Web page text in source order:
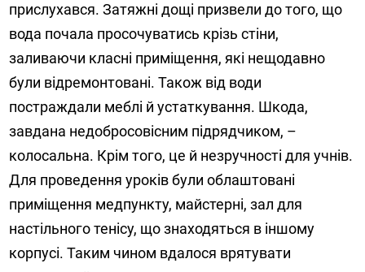
прислухався. Затяжні дощі призвели до того, що
вода почала просочуватись крізь стіни,
заливаючи класні приміщення, які нещодавно
були відремонтовані. Також від води
постраждали меблі й устаткування. Шкода,
завдана недобросовісним підрядчиком, –
колосальна. Крім того, це й незручності для учнів.
Для проведення уроків були облаштовані
приміщення медпункту, майстерні, зал для
настільного тенісу, що знаходяться в іншому
корпусі. Таким чином вдалося врятувати